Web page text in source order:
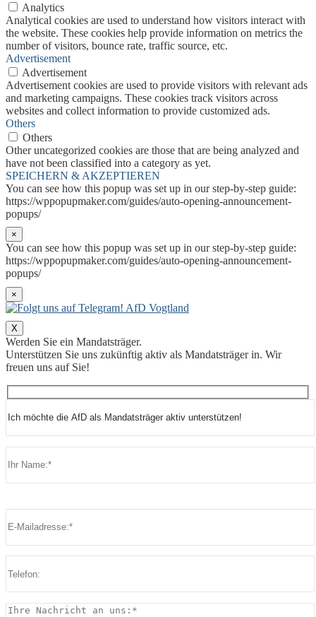
Analytics
Analytical cookies are used to understand how visitors interact with
the website. These cookies help provide information on metrics the
number of visitors, bounce rate, traffic source, etc.
Advertisement
Advertisement
Advertisement cookies are used to provide visitors with relevant ads
and marketing campaigns. These cookies track visitors across
websites and collect information to provide customized ads.
Others
Others
Other uncategorized cookies are those that are being analyzed and
have not been classified into a category as yet.
SPEICHERN & AKZEPTIEREN
You can see how this popup was set up in our step-by-step guide:
https://wppopupmaker.com/guides/auto-opening-announcement-
popups/
×
You can see how this popup was set up in our step-by-step guide:
https://wppopupmaker.com/guides/auto-opening-announcement-
popups/
×
X
Werden Sie ein Mandatsträger.
Unterstützen Sie uns zukünftig aktiv als Mandatsträger in. Wir
freuen uns auf Sie!
Bitte lasse dieses Feld leer.